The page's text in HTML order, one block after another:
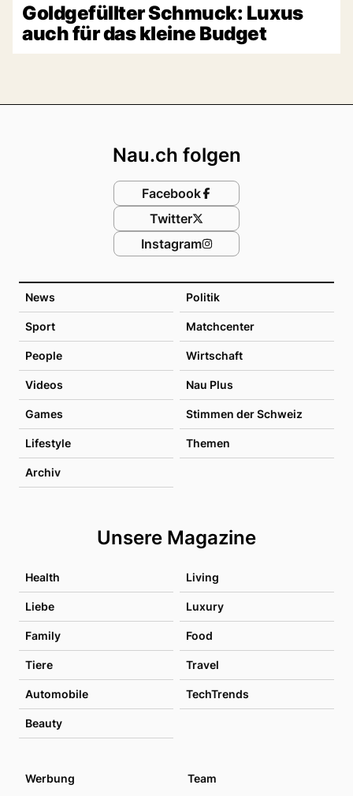
Goldgefüllter Schmuck: Luxus
auch für das kleine Budget
News Politik
Sport Matchcenter
People Wirtschaft
Videos Nau Plus
Games Stimmen der Schweiz
Lifestyle Themen
Archiv
Unsere Magazine
Health Living
Liebe Luxury
Family Food
Tiere Travel
Automobile TechTrends
Beauty
Nau.ch folgen
Facebook
Twitter
Instagram
Werbung Team